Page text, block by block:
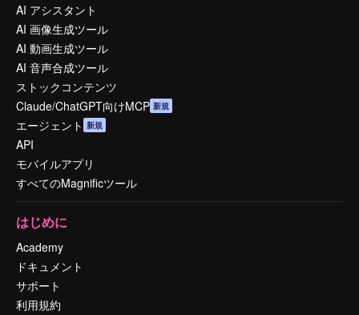
AI アシスタント
AI 画像生成ツール
AI 動画生成ツール
AI 音声合成ツール
ストックコンテンツ
Claude/ChatGPT向けMCP 新規
エージェント 新規
API
モバイルアプリ
すべてのMagnificツール
はじめに
Academy
ドキュメント
サポート
利用規約